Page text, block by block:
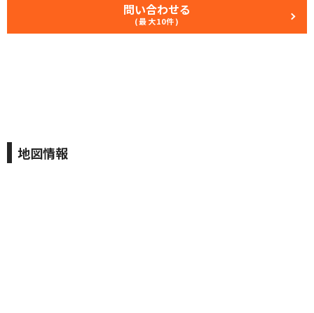
問い合わせる
(最大10件)
地図情報